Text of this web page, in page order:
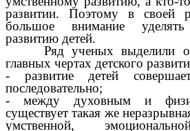
развитии. Поэтому в своей
большое внимание уделять
развитию детей.
Ряд ученых выделили
главных чертах детского
- развитие детей
последовательно;
- между духовным и
существует такая же
умственной,